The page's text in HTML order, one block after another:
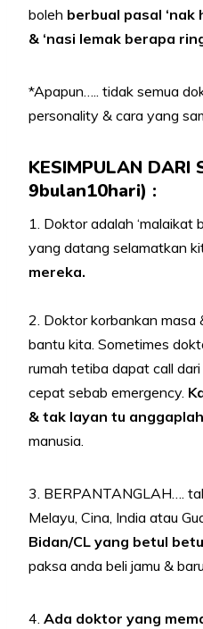
boleh berbual pasal ‘nak
& ‘nasi lemak berapa
*Apapun….. tidak semua
personality & cara yang
KESIMPULAN DARI
9bulan10hari) :
1. Doktor adalah ‘malaikat
yang datang selamatkan
mereka.
2. Doktor korbankan masa
bantu kita. Sometimes
rumah tetiba dapat call
cepat sebab emergency.
& tak layan tu
manusia.
3. BERPANTANGLAH….
Melayu, Cina, India atau
Bidan/CL yang betul
paksa anda beli jamu &
4. Ada doktor yang